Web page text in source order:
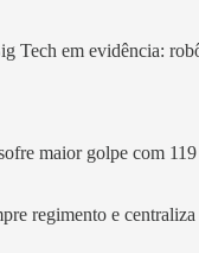
Tech em evidência:
maior golpe com
regimento e